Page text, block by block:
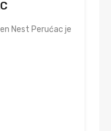
Nest Perućac je